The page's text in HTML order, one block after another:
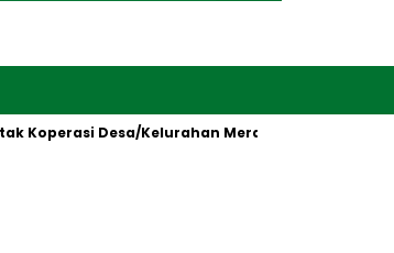
Desa/Kelurahan Merah Putih oleh Presiden RI